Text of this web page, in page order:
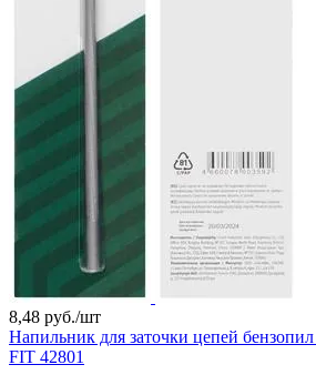
8,48 руб./шт
Напильник для заточки цепей
FIT 42801